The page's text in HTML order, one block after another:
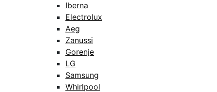
Iberna
Electrolux
Aeg
Zanussi
Gorenje
LG
Samsung
Whirlpool